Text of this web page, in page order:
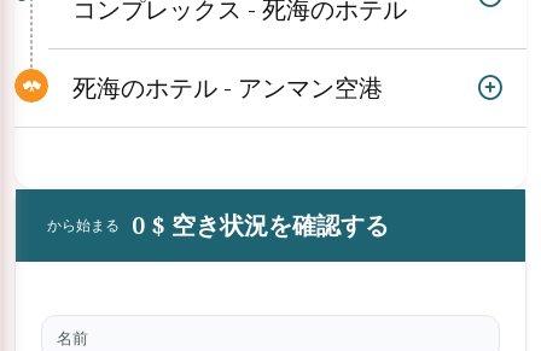
コンプレックス - 死海のホテル
死海のホテル - アンマン空港
から始まる 0 $ 空き状況を確認する